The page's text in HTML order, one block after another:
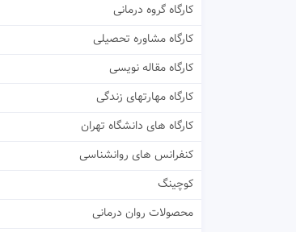
کارگاه گروه درمانی
کارگاه مشاوره تحصیلی
کارگاه مقاله نویسی
کارگاه مهارتهای زندگی
کارگاه های دانشگاه تهران
کنفرانس های روانشناسی
کوچینگ
محصولات روان درمانی